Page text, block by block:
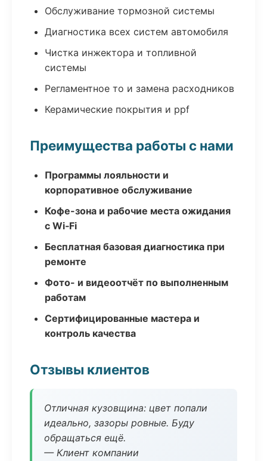
Обслуживание тормозной системы
Диагностика всех систем автомобиля
Чистка инжектора и топливной
системы
Регламентное то и замена расходников
Керамические покрытия и ppf
Преимущества работы с нами
Программы лояльности и
корпоративное обслуживание
Кофе-зона и рабочие места ожидания
с Wi‑Fi
Бесплатная базовая диагностика при
ремонте
Фото- и видеоотчёт по выполненным
работам
Сертифицированные мастера и
контроль качества
Отзывы клиентов
Отличная кузовщина: цвет попали
идеально, зазоры ровные. Буду
обращаться ещё.
— Клиент компании